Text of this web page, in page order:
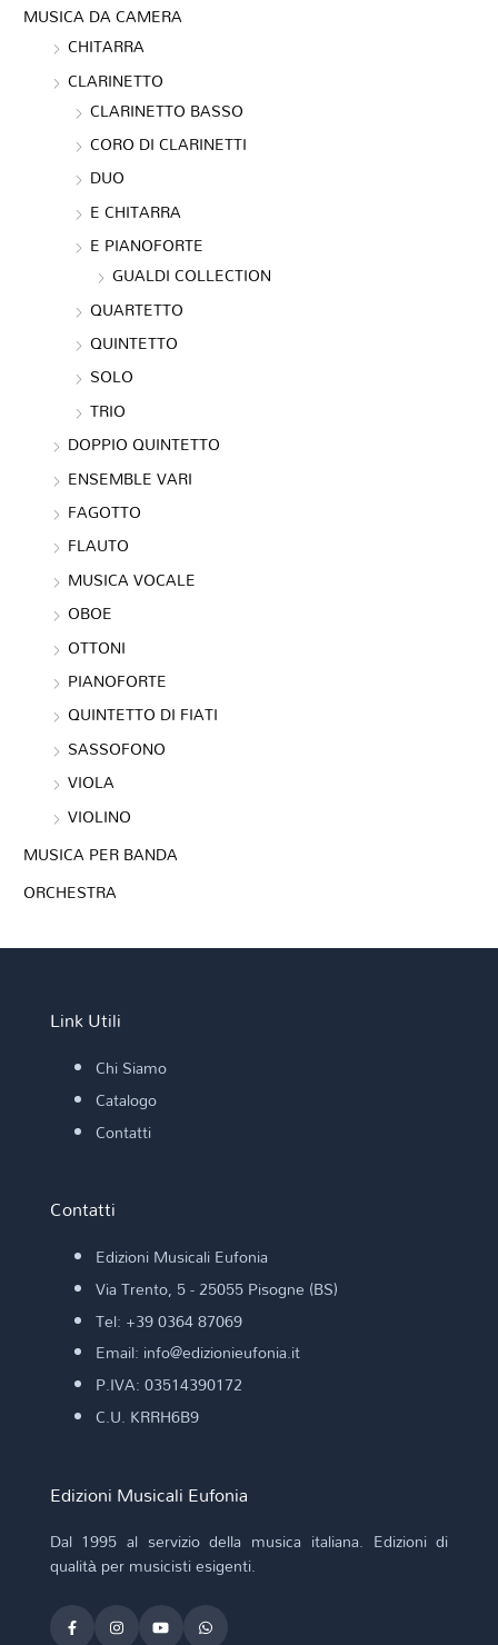
MUSICA DA CAMERA
CHITARRA
CLARINETTO
CLARINETTO BASSO
CORO DI CLARINETTI
DUO
E CHITARRA
E PIANOFORTE
GUALDI COLLECTION
QUARTETTO
QUINTETTO
SOLO
TRIO
DOPPIO QUINTETTO
ENSEMBLE VARI
FAGOTTO
FLAUTO
MUSICA VOCALE
OBOE
OTTONI
PIANOFORTE
QUINTETTO DI FIATI
SASSOFONO
VIOLA
VIOLINO
MUSICA PER BANDA
ORCHESTRA
Link Utili
Chi Siamo
Catalogo
Contatti
Contatti
Edizioni Musicali Eufonia
Via Trento, 5 - 25055 Pisogne (BS)
Tel: +39 0364 87069
Email: info@edizionieufonia.it
P.IVA: 03514390172
C.U. KRRH6B9
Edizioni Musicali Eufonia
Dal 1995 al servizio della musica italiana. Edizioni di
qualità per musicisti esigenti.